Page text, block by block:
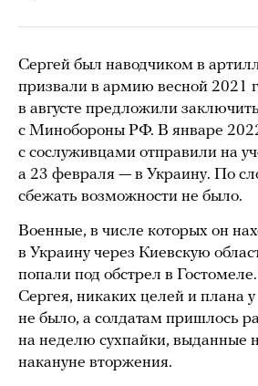
Сергей был наводчиком в
призвали в армию весной 2021
в августе предложили
с Минобороны РФ. В январе
с сослуживцами отправили на
а 23 февраля — в Украину. По
сбежать возможности не было.
Военные, в числе которых он
в Украину через Киевскую
попали под обстрел в
Сергея, никаких целей и плана
не было, а солдатам пришлось
на неделю сухпайки, выданные
накануне вторжения.